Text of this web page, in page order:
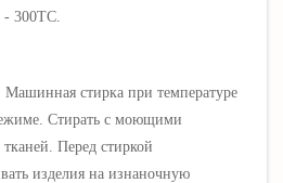
- 300ТС.
стирка при температуре
Стирать с моющими
Перед стиркой
изделия на изнаночную